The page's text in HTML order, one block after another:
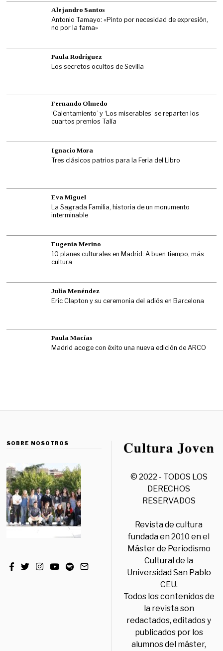
Alejandro Santos
Antonio Tamayo: «Pinto por necesidad de expresión,
no por la fama»
Paula Rodríguez
Los secretos ocultos de Sevilla
Fernando Olmedo
‘Calentamiento’ y ‘Los miserables’ se reparten los
cuartos premios Talía
Ignacio Mora
Tres clásicos patrios para la Feria del Libro
Eva Miguel
La Sagrada Familia, historia de un monumento
interminable
Eugenia Merino
10 planes culturales en Madrid: A buen tiempo, más
cultura
Julia Menéndez
Eric Clapton y su ceremonia del adiós en Barcelona
Paula Macías
Madrid acoge con éxito una nueva edición de ARCO
SOBRE NOSOTROS
© 2022 - TODOS LOS
DERECHOS
RESERVADOS
Revista de cultura
fundada en 2010 en el
Máster de Periodismo
Cultural de la
Universidad San Pablo
CEU.
Todos los contenidos de
la revista son
redactados, editados y
publicados por los
alumnos del máster,